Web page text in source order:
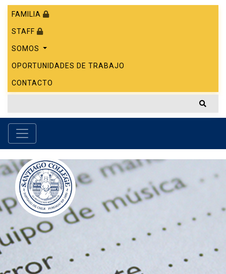
FAMILIA
STAFF
SOMOS
OPORTUNIDADES DE TRABAJO
CONTACTO